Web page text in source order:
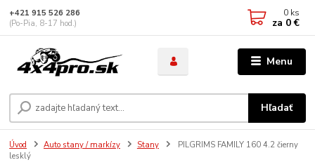
Menu
Hľadať
+421 915 526 286
(Po-Pia, 8-17 hod.)
0 ks
za 0 €
Úvod Auto stany / markízy Stany
PILGRIMS FAMILY 160 4.2 čierny
lesklý